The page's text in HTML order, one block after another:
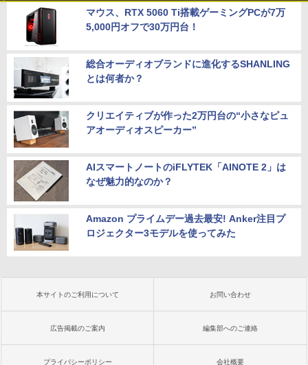
マウス、RTX 5060 Ti搭載ゲーミングPCが7万
5,000円オフで30万円台！
総合オーディオブランドに進化するSHANLING
とは何者か？
クリエイティブが作った2万円台の“小さなピュ
アオーディオスピーカー”
AIスマートノートのiFLYTEK「AINOTE 2」は
なぜ魅力的なのか？
Amazon プライムデー過去最安! Anker注目プ
ロジェクター3モデルを使ってみた
本サイトのご利用について お問い合わせ
広告掲載のご案内 編集部へのご連絡
プライバシーポリシー 会社概要